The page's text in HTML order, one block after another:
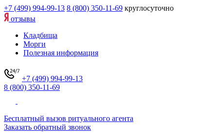
+7 (499) 994-99-13 8 (800) 350-11-69 круглосуточно
отзывы
Кладбища
Морги
Полезная информация
+7 (499) 994-99-13
8 (800) 350-11-69
Бесплатный вызов ритуального агента
Заказать обратный звонок